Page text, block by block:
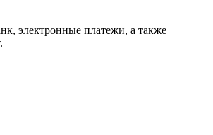
электронные платежи, а также